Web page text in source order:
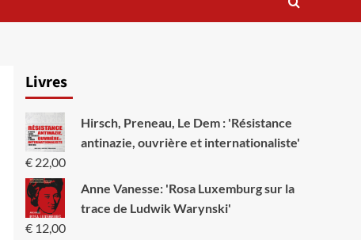
Livres
Hirsch, Preneau, Le Dem : 'Résistance
antinazie, ouvrière et internationaliste'
€22,00
Anne Vanesse: 'Rosa Luxemburg sur la
trace de Ludwik Warynski'
€12,00